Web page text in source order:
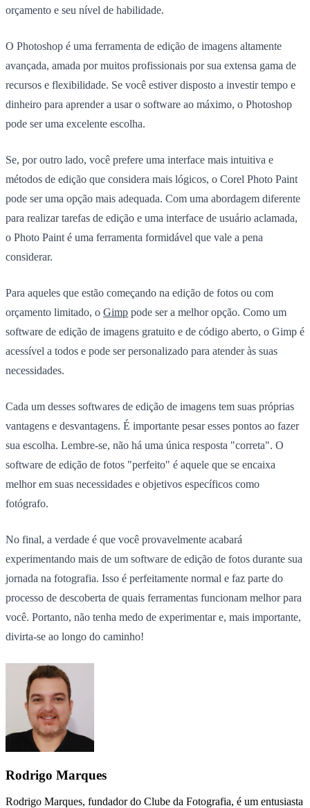
orçamento e seu nível de habilidade.
O Photoshop é uma ferramenta de edição de imagens altamente
avançada, amada por muitos profissionais por sua extensa gama de
recursos e flexibilidade. Se você estiver disposto a investir tempo e
dinheiro para aprender a usar o software ao máximo, o Photoshop
pode ser uma excelente escolha.
Se, por outro lado, você prefere uma interface mais intuitiva e
métodos de edição que considera mais lógicos, o Corel Photo Paint
pode ser uma opção mais adequada. Com uma abordagem diferente
para realizar tarefas de edição e uma interface de usuário aclamada,
o Photo Paint é uma ferramenta formidável que vale a pena
considerar.
Para aqueles que estão começando na edição de fotos ou com
orçamento limitado, o Gimp pode ser a melhor opção. Como um
software de edição de imagens gratuito e de código aberto, o Gimp é
acessível a todos e pode ser personalizado para atender às suas
necessidades.
Cada um desses softwares de edição de imagens tem suas próprias
vantagens e desvantagens. É importante pesar esses pontos ao fazer
sua escolha. Lembre-se, não há uma única resposta "correta". O
software de edição de fotos "perfeito" é aquele que se encaixa
melhor em suas necessidades e objetivos específicos como
fotógrafo.
No final, a verdade é que você provavelmente acabará
experimentando mais de um software de edição de fotos durante sua
jornada na fotografia. Isso é perfeitamente normal e faz parte do
processo de descoberta de quais ferramentas funcionam melhor para
você. Portanto, não tenha medo de experimentar e, mais importante,
divirta-se ao longo do caminho!
Rodrigo Marques
Rodrigo Marques, fundador do Clube da Fotografia, é um entusiasta